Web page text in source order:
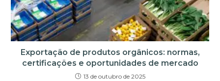
Exportação de produtos orgânicos: normas,
certificações e oportunidades de mercado
13 de outubro de 2025